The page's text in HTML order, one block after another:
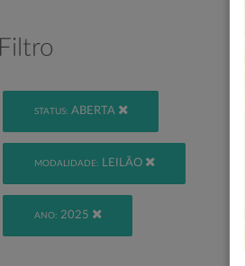
Filtro
STATUS: ABERTA
MODALIDADE: LEILÃO
ANO: 2025